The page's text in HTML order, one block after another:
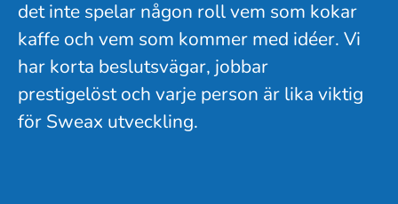
det inte spelar någon roll vem som kokar
kaffe och vem som kommer med idéer. Vi
har korta beslutsvägar, jobbar
prestigelöst och varje person är lika viktig
för Sweax utveckling.